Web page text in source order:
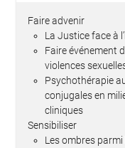
Faire advenir
La Justice face à
Faire événement
violences
Psychothérapie
conjugales en
cliniques
Sensibiliser
Les ombres